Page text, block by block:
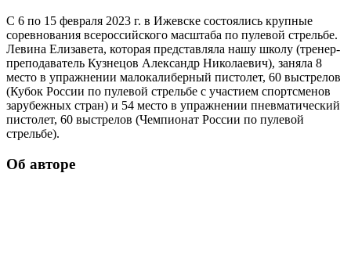
С 6 по 15 февраля 2023 г. в Ижевске состоялись крупные
соревнования всероссийского масштаба по пулевой стрельбе.
Левина Елизавета, которая представляла нашу школу (тренер-
преподаватель Кузнецов Александр Николаевич), заняла 8
место в упражнении малокалиберный пистолет, 60 выстрелов
(Кубок России по пулевой стрельбе с участием спортсменов
зарубежных стран) и 54 место в упражнении пневматический
пистолет, 60 выстрелов (Чемпионат России по пулевой
стрельбе).
Об авторе